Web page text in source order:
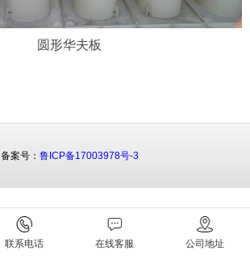
圆形华夫板
联系电话 在线客服 公司地址
备案号： 鲁ICP备17003978号-3